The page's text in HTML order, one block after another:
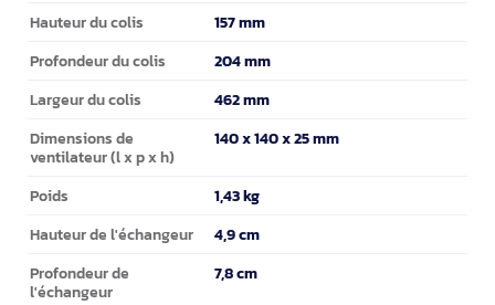
Hauteur du colis 157 mm
Profondeur du colis 204 mm
Largeur du colis 462 mm
Dimensions de
ventilateur (l x p x h)
140 x 140 x 25 mm
Poids 1,43 kg
Hauteur de l'échangeur 4,9 cm
Profondeur de
l'échangeur
7,8 cm